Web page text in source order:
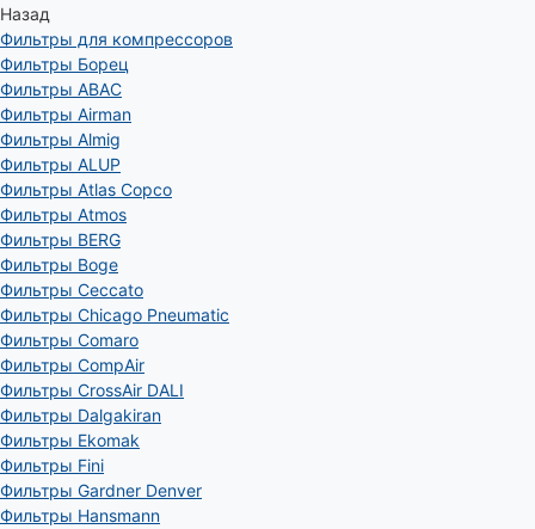
Назад
Фильтры для компрессоров
Фильтры Борец
Фильтры ABAC
Фильтры Airman
Фильтры Almig
Фильтры ALUP
Фильтры Atlas Copco
Фильтры Atmos
Фильтры BERG
Фильтры Boge
Фильтры Ceccato
Фильтры Chicago Pneumatic
Фильтры Comaro
Фильтры CompAir
Фильтры CrossAir DALI
Фильтры Dalgakiran
Фильтры Ekomak
Фильтры Fini
Фильтры Gardner Denver
Фильтры Hansmann